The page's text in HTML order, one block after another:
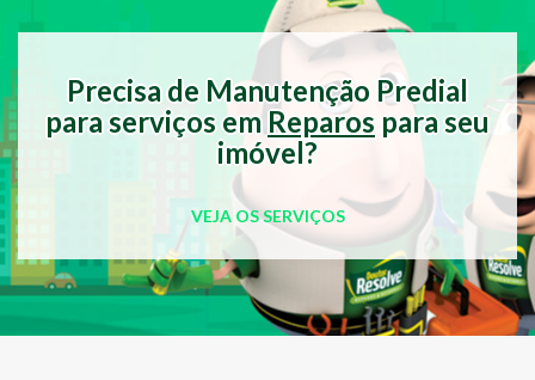
Precisa de Manutenção Predial
para serviços emReparos para seu
imóvel?
VEJA OS SERVIÇOS